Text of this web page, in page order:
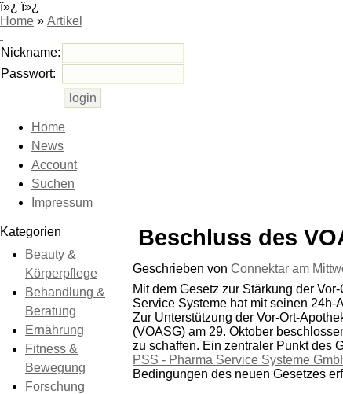
ï»¿ ï»¿
Home » Artikel
Nickname:
Passwort:
Home
News
Account
Suchen
Impressum
Kategorien
Beauty &
Körperpflege
Behandlung &
Beratung
Ernährung
Fitness &
Bewegung
Forschung
Beschluss des
Geschrieben von Connektar am
Mit dem Gesetz zur Stärkung der
Service Systeme hat mit seinen
Zur Unterstützung der Vor-Ort-
(VOASG) am 29. Oktober
zu schaffen. Ein zentraler Punkt des
PSS - Pharma Service Systeme
Bedingungen des neuen Gesetzes